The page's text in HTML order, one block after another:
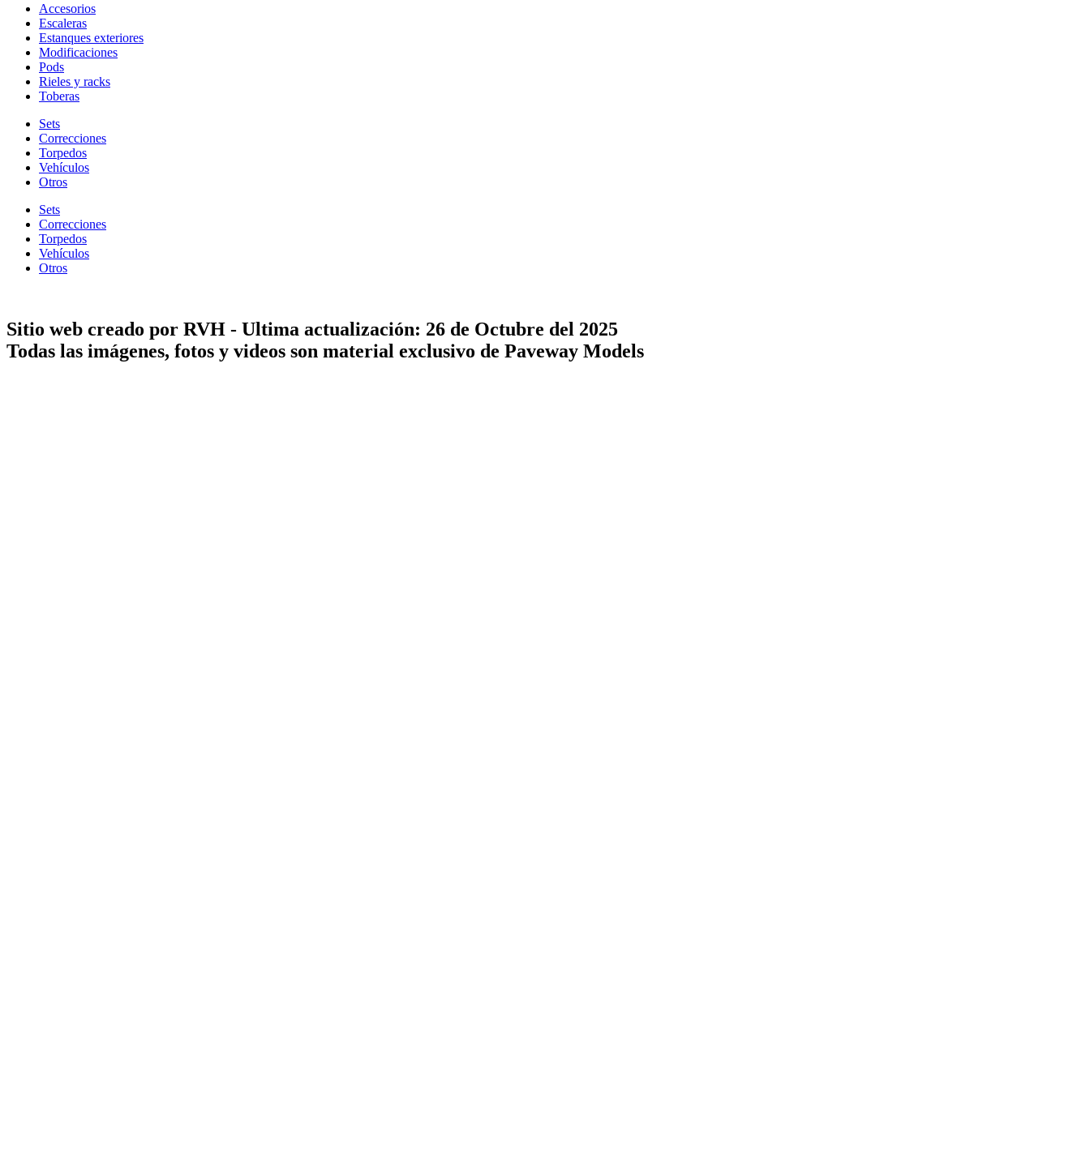
Accesorios
Escaleras
Estanques exteriores
Modificaciones
Pods
Rieles y racks
Toberas
Sets
Correcciones
Torpedos
Vehículos
Otros
Sets
Correcciones
Torpedos
Vehículos
Otros
Sitio web creado por RVH - Ultima actualización: 26 de Octubre del 2025
Todas las imágenes, fotos y videos son material exclusivo de Paveway Models